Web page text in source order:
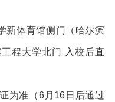
新体育馆侧门（哈尔滨
程大学北门 入校后直
为准（6月16日后通过